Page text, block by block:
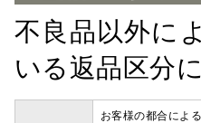
不良品以外に
いる返品区分
お客様の都合によ